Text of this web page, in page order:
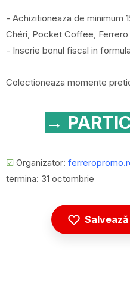
- Achizitioneaza de minimum
Chéri, Pocket Coffee,
- Inscrie bonul fiscal in
Colectioneaza momente
→
☑ Organizator:
termina: 31 octombrie